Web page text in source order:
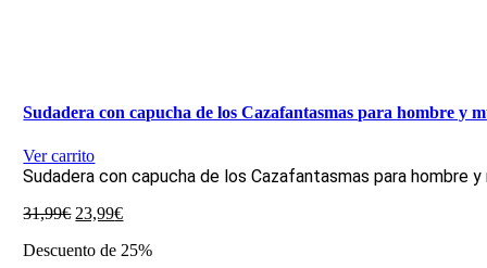
Sudadera con capucha de los Cazafantasmas para hombre y
Ver carrito
Sudadera con capucha de los Cazafantasmas para hombre y
31,99€ El
original
23,99€El
actual
Descuento de 25%